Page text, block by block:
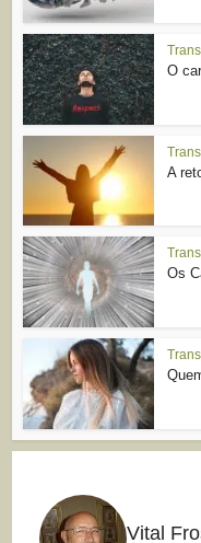
O
A
Os
Vital